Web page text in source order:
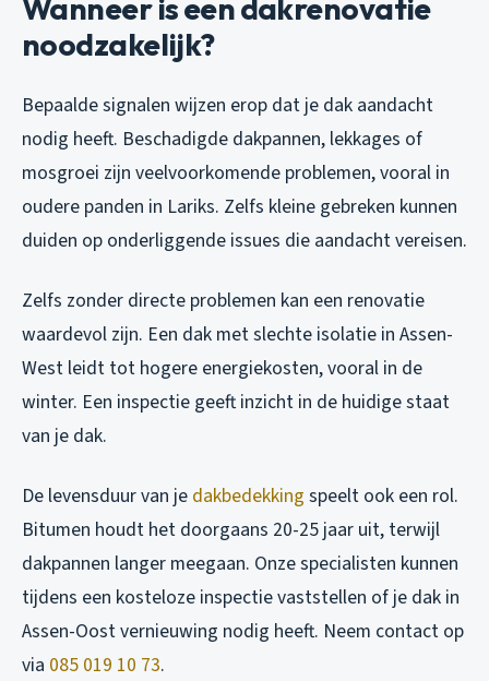
Wanneer is een dakrenovatie
noodzakelijk?
Bepaalde signalen wijzen erop dat je dak aandacht
nodig heeft. Beschadigde dakpannen, lekkages of
mosgroei zijn veelvoorkomende problemen, vooral in
oudere panden in Lariks. Zelfs kleine gebreken kunnen
duiden op onderliggende issues die aandacht vereisen.
Zelfs zonder directe problemen kan een renovatie
waardevol zijn. Een dak met slechte isolatie in Assen-
West leidt tot hogere energiekosten, vooral in de
winter. Een inspectie geeft inzicht in de huidige staat
van je dak.
De levensduur van je dakbedekking speelt ook een rol.
Bitumen houdt het doorgaans 20-25 jaar uit, terwijl
dakpannen langer meegaan. Onze specialisten kunnen
tijdens een kosteloze inspectie vaststellen of je dak in
Assen-Oost vernieuwing nodig heeft. Neem contact op
via 085 019 10 73.